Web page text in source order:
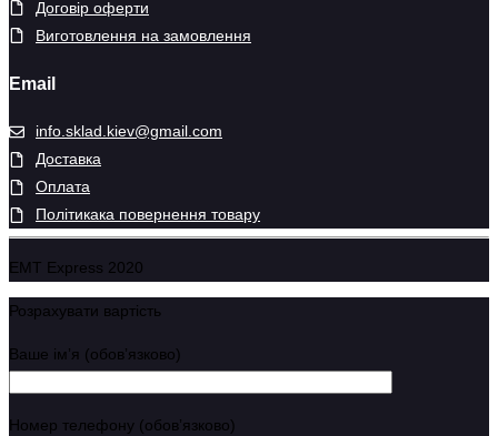
Договір оферти
Виготовлення на замовлення
Email
info.sklad.kiev@gmail.com
Доставка
Оплата
Політикака повернення товару
EMT Express 2020
Розрахувати вартість
Ваше імʼя (обовʼязково)
Номер телефону (обовʼязково)